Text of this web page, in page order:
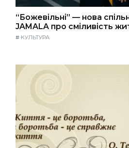
“Божевільні” — нова
JAMALA про сміливість
# КУЛЬТУРА